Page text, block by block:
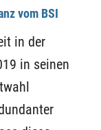
vom BSI
in der
in seinen